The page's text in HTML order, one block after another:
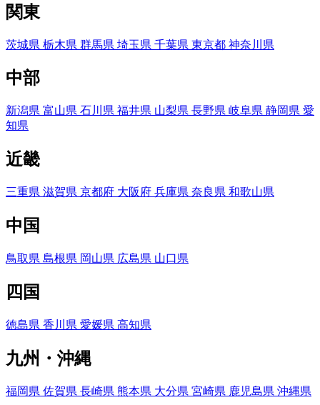
関東
茨城県 栃木県 群馬県 埼玉県 千葉県 東京都 神奈川県
中部
新潟県 富山県 石川県 福井県 山梨県 長野県 岐阜県 静岡県 愛
知県
近畿
三重県 滋賀県 京都府 大阪府 兵庫県 奈良県 和歌山県
中国
鳥取県 島根県 岡山県 広島県 山口県
四国
徳島県 香川県 愛媛県 高知県
九州・沖縄
福岡県 佐賀県 長崎県 熊本県 大分県 宮崎県 鹿児島県 沖縄県